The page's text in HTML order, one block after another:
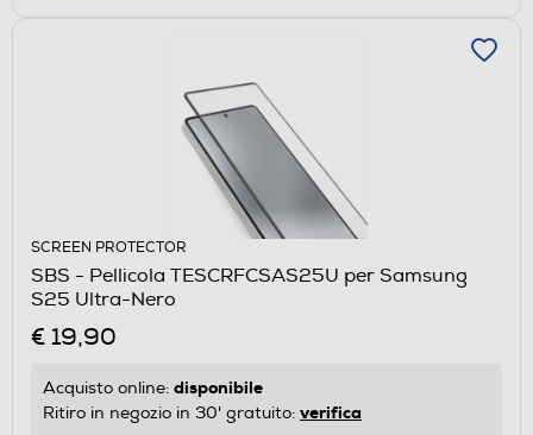
SCREEN PROTECTOR
SBS - Pellicola TESCRFCSAS25U per Samsung
S25 Ultra-Nero
€ 19,90
Acquisto online: disponibile
Ritiro in negozio in 30' gratuito: verifica